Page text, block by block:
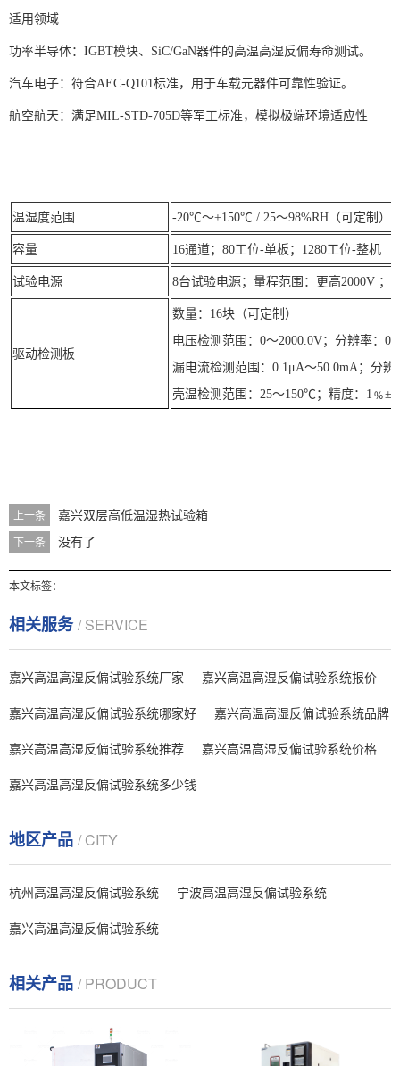
适用领域
功率半导体：IGBT模块、SiC/GaN器件的高温高湿反偏寿命测试。
汽车电子：符合AEC-Q101标准，用于车载元器件可靠性验证。
航空航天：满足MIL-STD-705D等军工标准，模拟极端环境适应性
温湿度范围 -20℃～+150℃ / 25～98%RH（可定制）
容量 16通道；80工位-单板；1280工位-整机
试验电源 8台试验电源；量程范围：更高2000V ；
驱动检测板
数量：16块（可定制）
电压检测范围：0～2000.0V；分辨率：
漏电流检测范围：0.1μA～50.0mA；分
壳温检测范围：25～150℃；精度：
上一条 嘉兴双层高低温湿热试验箱
下一条 没有了
本文标签：
相关服务/ SERVICE
嘉兴高温高湿反偏试验系统厂家
嘉兴高温高湿反偏试验系统报价
嘉兴高温高湿反偏试验系统哪家好
嘉兴高温高湿反偏试验系统品牌
嘉兴高温高湿反偏试验系统推荐
嘉兴高温高湿反偏试验系统价格
嘉兴高温高湿反偏试验系统多少钱
地区产品 / CITY
杭州高温高湿反偏试验系统
宁波高温高湿反偏试验系统
嘉兴高温高湿反偏试验系统
相关产品 / PRODUCT